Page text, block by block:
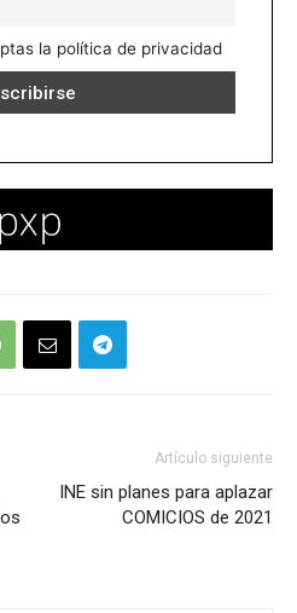
la política de privacidad
Artículo siguiente
INE sin planes para aplazar
COMICIOS de 2021